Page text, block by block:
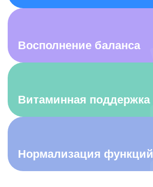
Восполнение баланса
Витаминная поддержка
Нормализация функций